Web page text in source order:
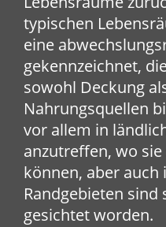
typischen
eine
gekennzeichnet,
sowohl Deckung
Nahrungsquellen
vor allem in
anzutreffen, wo
können, aber auch
Randgebieten
gesichtet worden.